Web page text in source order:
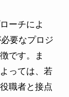
ーチによ
要なプロジ
です。ま
っては、若
職者と接点